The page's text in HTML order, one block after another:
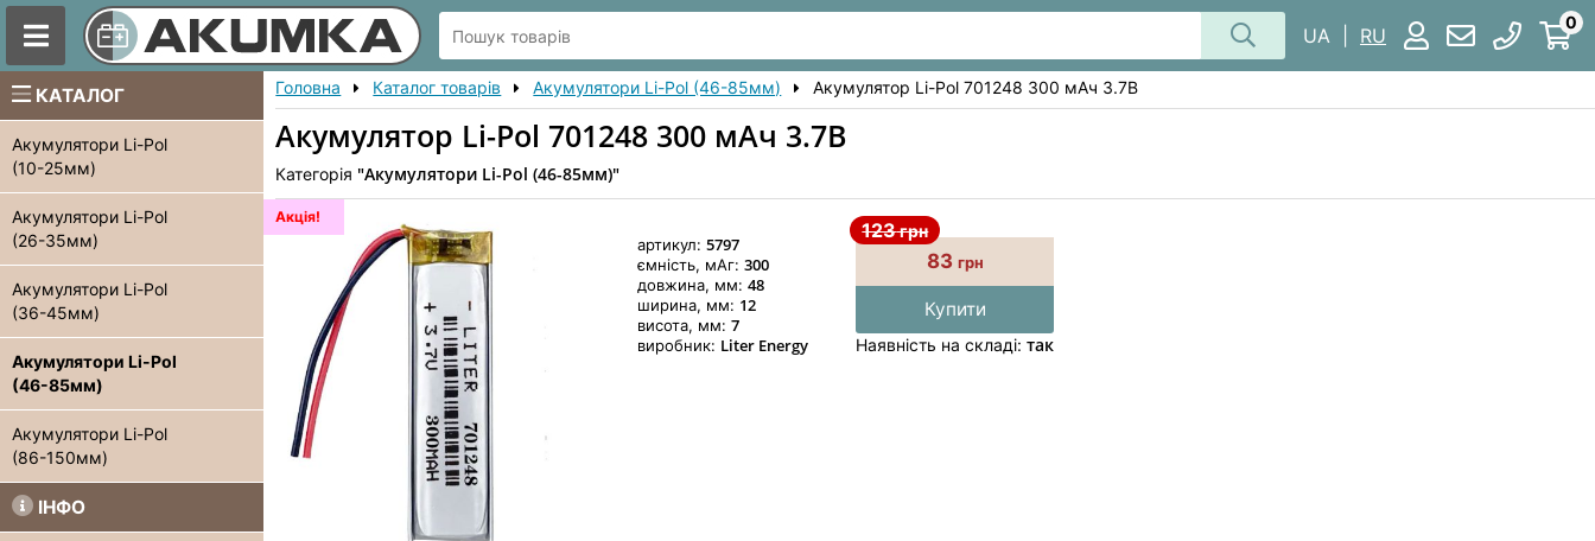
UA RU
0
КАТАЛОГ
Акумулятори Li-Pol
(10-25мм)
Акумулятори Li-Pol
(26-35мм)
Акумулятори Li-Pol
(36-45мм)
Акумулятори Li-Pol
(46-85мм)
Акумулятори Li-Pol
(86-150мм)
ІНФО
Головна Каталог товарів Акумулятори Li-Pol (46-85мм) Акумулятор Li-Pol 701248 300 мАч 3.7В
Акумулятор Li-Pol 701248 300 мАч 3.7В
Категорія "Акумулятори Li-Pol (46-85мм)"
Акція!
артикул:5797
ємність, мАг:300
довжина, мм:48
ширина, мм: 12
висота, мм:7
виробник: Liter Energy
83 грн
123грн
Купити
Наявність на складі:так